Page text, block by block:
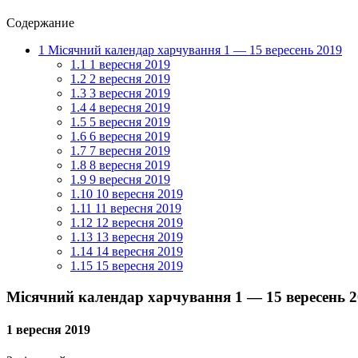
Содержание
1 Місячний календар харчування 1 — 15 вересень 2019
1.1 1 вересня 2019
1.2 2 вересня 2019
1.3 3 вересня 2019
1.4 4 вересня 2019
1.5 5 вересня 2019
1.6 6 вересня 2019
1.7 7 вересня 2019
1.8 8 вересня 2019
1.9 9 вересня 2019
1.10 10 вересня 2019
1.11 11 вересня 2019
1.12 12 вересня 2019
1.13 13 вересня 2019
1.14 14 вересня 2019
1.15 15 вересня 2019
Місячний календар харчування 1 — 15 вересень
1 вересня 2019